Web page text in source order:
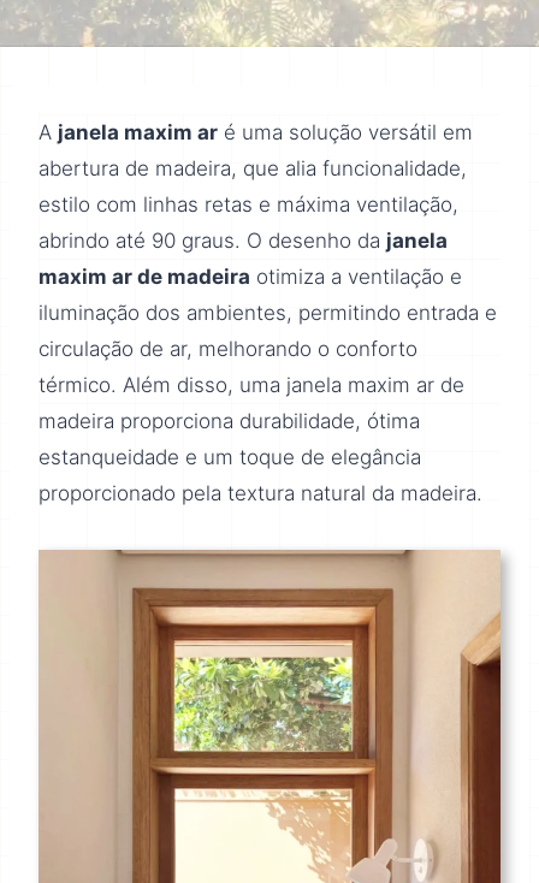
A janela maxim ar é uma solução versátil em
abertura de madeira, que alia funcionalidade,
estilo com linhas retas e máxima ventilação,
abrindo até 90 graus. O desenho da janela
maxim ar de madeira otimiza a ventilação e
iluminação dos ambientes, permitindo entrada e
circulação de ar, melhorando o conforto
térmico. Além disso, uma janela maxim ar de
madeira proporciona durabilidade, ótima
estanqueidade e um toque de elegância
proporcionado pela textura natural da madeira.